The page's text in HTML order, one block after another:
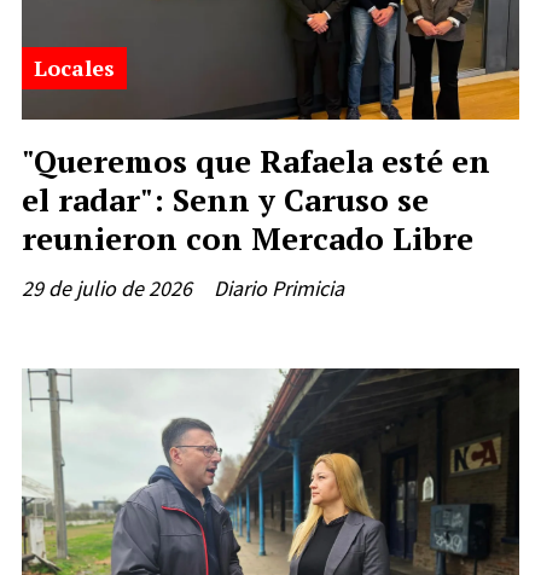
"Queremos que Rafaela esté en
el radar": Senn y Caruso se
reunieron con Mercado Libre
Diario Primicia
Locales
29 de julio de 2026